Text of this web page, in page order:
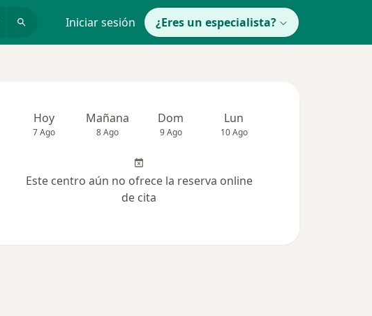
Iniciar sesión ¿Eres un especialista?
Hoy
7 Ago
Mañana
8 Ago
Dom
9 Ago
Lun
10 Ago
Este centro aún no ofrece la reserva online
de cita